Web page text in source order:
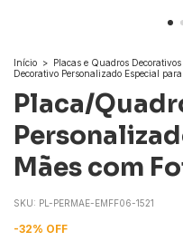
Início > Placas e Quadros Decorativos
Decorativo Personalizado Especial
Placa/
Mães com
SKU: PL-PERMAE-EMFF06-1521
-32% OFF